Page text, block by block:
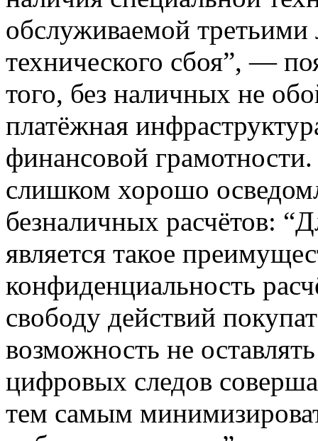
обслуживаемой третьими
технического сбоя”, —
того, без наличных не
платёжная
финансовой
слишком хорошо
безналичных расчётов:
является такое
конфиденциальность
свободу действий
возможность не
цифровых следов
тем самым